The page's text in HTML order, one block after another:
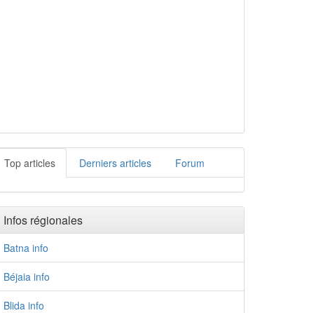
Top articles Derniers articles Forum
Infos régionales
Batna info
Béjaia info
Blida info